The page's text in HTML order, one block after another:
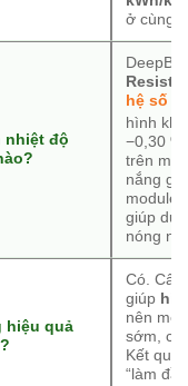
ở cùng
nhiệt độ
hệ số
hình
−0,30
trên mái
nắng
module
giúp
nóng
hiệu quả
Có.
giúp
nên
sớm,
Kết quả
“làm